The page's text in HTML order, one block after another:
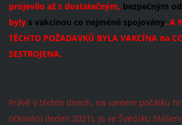
projevilo až s dostatečným, bezpečným
byly s vakcínou co nejméně spojovány. A
TĚCHTO POŽADAVKŮ BYLA VAKCÍNA na
SESTROJENA.
Právě v těchto dnech, na samém počátku
očkování (leden 2021), je ve Švédsku